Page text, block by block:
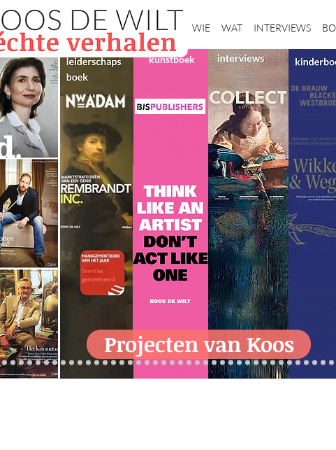
Home WIE WAT INTERVIEWS
kunstboek
Projecten van Koos